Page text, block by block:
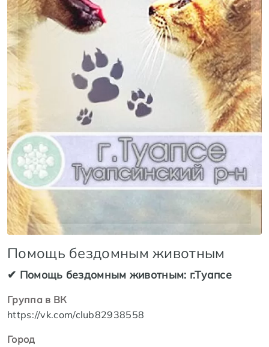
Помощь бездомным животным
✔ Помощь бездомным животным: г.Туапсе
Группа в ВК
https://vk.com/club82938558
Город